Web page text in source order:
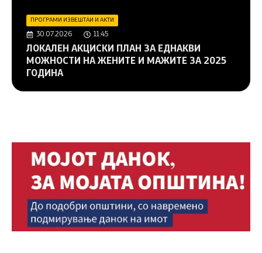
ПРОГРАМИ ИЗВЕШТАИ И АКТИ
30.07.2026 11:45
ЛОКАЛЕН АКЦИСКИ ПЛАН ЗА ЕДНАКВИ
МОЖНОСТИ НА ЖЕНИТЕ И МАЖИТЕ ЗА 2025
ГОДИНА